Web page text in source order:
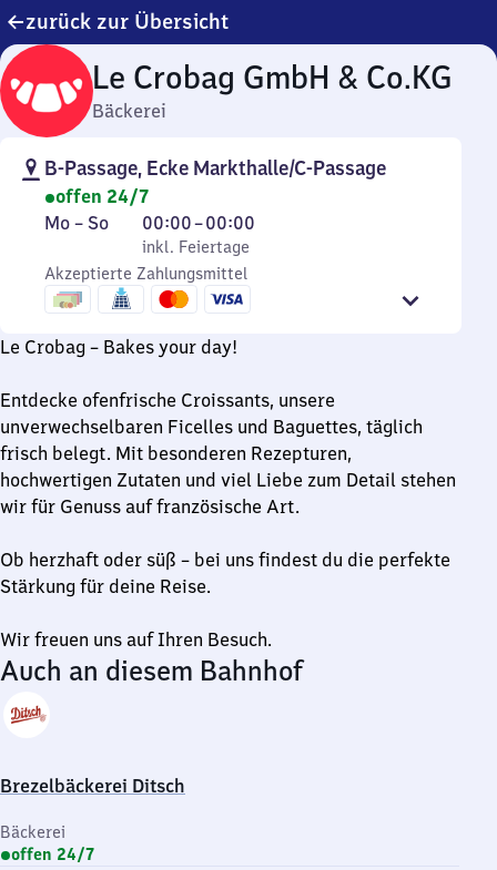
zurück zur Übersicht
Le Crobag GmbH & Co.KG
Bäckerei
B-Passage, Ecke Markthalle/C-Passage
offen 24/7
Montag
Sonntag
Mo – So,
inkl. Feiertage
00:00–00:00
Von
0
Uhr
bis
Uhr
inkl. Feiertage
Akzeptierte Zahlungsmittel
Le Crobag – Bakes your day!
Entdecke ofenfrische Croissants, unsere
unverwechselbaren Ficelles und Baguettes, täglich
frisch belegt. Mit besonderen Rezepturen,
hochwertigen Zutaten und viel Liebe zum Detail stehen
wir für Genuss auf französische Art.
Ob herzhaft oder süß – bei uns findest du die perfekte
Stärkung für deine Reise.
Wir freuen uns auf Ihren Besuch.
Auch an diesem Bahnhof
Brezelbäckerei Ditsch
Bäckerei
offen 24/7